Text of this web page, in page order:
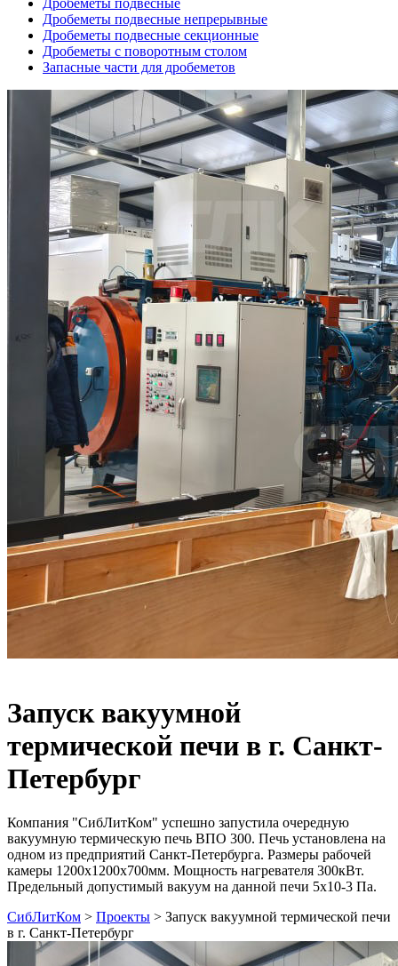
Дробеметы подвесные
Дробеметы подвесные непрерывные
Дробеметы подвесные секционные
Дробеметы с поворотным столом
Запасные части для дробеметов
Запуск вакуумной
термической печи в г. Санкт-
Петербург
Компания "СибЛитКом" успешно запустила очередную
вакуумную термическую печь ВПО 300. Печь установлена на
одном из предприятий Санкт-Петербурга. Размеры рабочей
камеры 1200х1200х700мм. Мощность нагревателя 300кВт.
Предельный допустимый вакуум на данной печи 5х10-3 Па.
СибЛитКом > Проекты > Запуск вакуумной термической печи
в г. Санкт-Петербург